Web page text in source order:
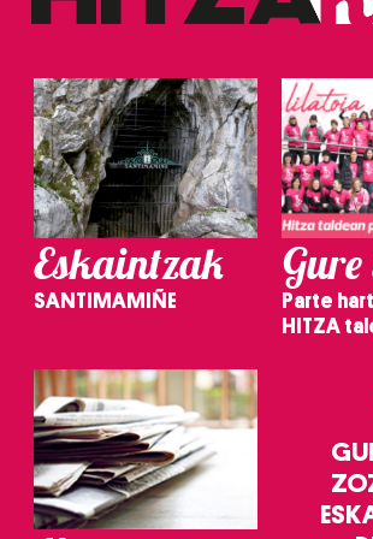
Eskaintzak
SANTIMAMIÑE
Parte
HITZA